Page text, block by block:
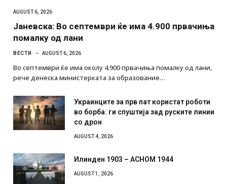
AUGUST 6, 2026
Јаневска: Во септември ќе има 4.900 првачиња
помалку од лани
ВЕСТИ AUGUST 6, 2026
Во септември ќе има околу 4.900 првачиња помалку од лани,
рече денеска министерката за образование…
Украинците за прв пат користат роботи
во борба: ги спуштија зад руските линии
со дрон
AUGUST 4, 2026
Илинден 1903 – АСНОМ 1944
AUGUST 1, 2026